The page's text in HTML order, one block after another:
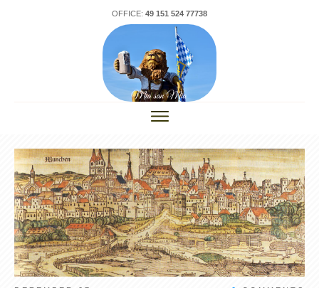
OFFICE: 49 151 524 77738